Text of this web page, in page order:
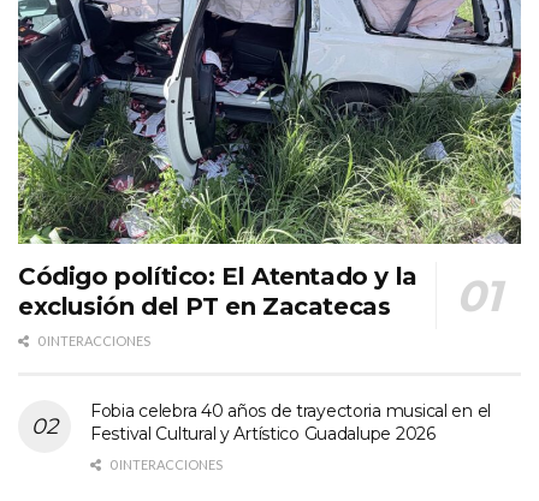
Código político: El Atentado y la
exclusión del PT en Zacatecas
0 INTERACCIONES
Fobia celebra 40 años de trayectoria musical en el
Festival Cultural y Artístico Guadalupe 2026
0 INTERACCIONES